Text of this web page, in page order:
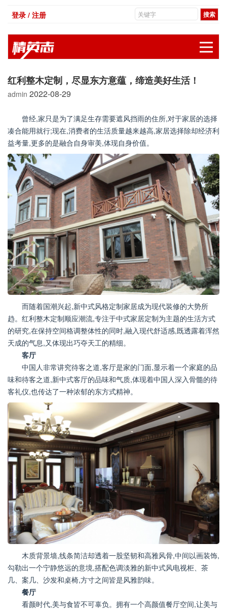
登录 / 注册
红利整木定制，尽显东方意蕴，缔造美好生活！
admin 2022-08-29
曾经,家只是为了满足生存需要遮风挡雨的住所,对于家居的选择
凑合能用就行;现在,消费者的生活质量越来越高,家居选择除却经济利
益考量,更多的是融合自身审美,体现自身价值。
而随着国潮兴起,新中式风格定制家居成为现代装修的大势所
趋。红利整木定制顺应潮流,专注于中式家居定制为主题的生活方式
的研究,在保持空间格调整体性的同时,融入现代舒适感,既透露着浑然
天成的气息,又体现出巧夺天工的精细。
客厅
中国人非常讲究待客之道,客厅是家的门面,显示着一个家庭的品
味和待客之道,新中式客厅的品味和气质,体现着中国人深入骨髓的待
客礼仪,也传达了一种浓郁的东方式精神。
木质背景墙,线条简洁却透着一股坚韧和高雅风骨,中间以画装饰,
勾勒出一个宁静悠远的意境,搭配色调淡雅的新中式风电视柜、茶
几、案几、沙发和桌椅,方寸之间皆是风雅韵味。
餐厅
看颜时代,美与食皆不可辜负。拥有一个高颜值餐厅空间,让美与